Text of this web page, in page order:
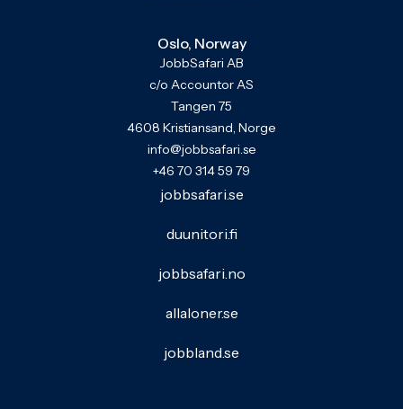
Oslo, Norway
JobbSafari AB
c/o Accountor AS
Tangen 75
4608 Kristiansand, Norge
info@jobbsafari.se
+46 70 314 59 79
jobbsafari.se
duunitori.fi
jobbsafari.no
allaloner.se
jobbland.se